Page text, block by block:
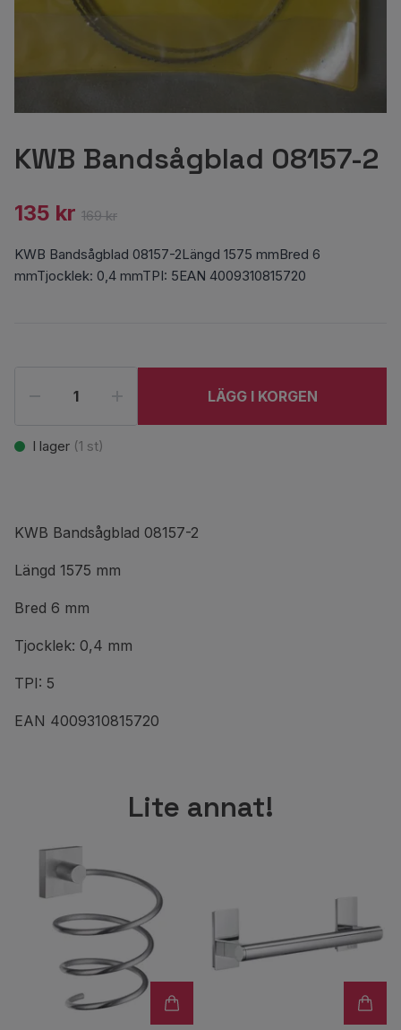
KWB Bandsågblad 08157-2
135 kr 169 kr
KWB Bandsågblad 08157-2Längd 1575 mmBred 6
mmTjocklek: 0,4 mmTPI: 5EAN 4009310815720
LÄGG I KORGEN
I lager (1 st)
KWB Bandsågblad 08157-2
Längd 1575 mm
Bred 6 mm
Tjocklek: 0,4 mm
TPI: 5
EAN 4009310815720
Lite annat!